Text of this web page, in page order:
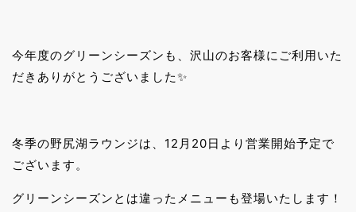
今年度のグリーンシーズンも、沢山のお客様にご利用いた
だきありがとうございました✨
冬季の野尻湖ラウンジは、12月20日より営業開始予定で
ございます。
グリーンシーズンとは違ったメニューも登場いたします！